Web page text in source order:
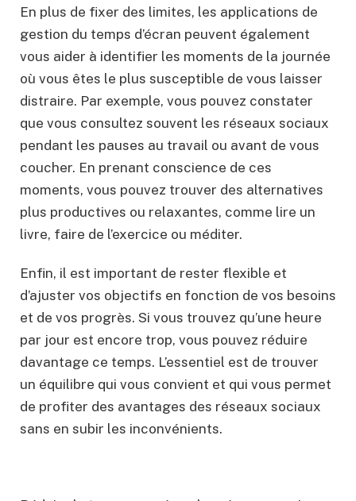
En plus de fixer des limites, les applications de
gestion du temps d’écran peuvent également
vous aider à identifier les moments de la journée
où vous êtes le plus susceptible de vous laisser
distraire. Par exemple, vous pouvez constater
que vous consultez souvent les réseaux sociaux
pendant les pauses au travail ou avant de vous
coucher. En prenant conscience de ces
moments, vous pouvez trouver des alternatives
plus productives ou relaxantes, comme lire un
livre, faire de l’exercice ou méditer.
Enfin, il est important de rester flexible et
d’ajuster vos objectifs en fonction de vos besoins
et de vos progrès. Si vous trouvez qu’une heure
par jour est encore trop, vous pouvez réduire
davantage ce temps. L’essentiel est de trouver
un équilibre qui vous convient et qui vous permet
de profiter des avantages des réseaux sociaux
sans en subir les inconvénients.